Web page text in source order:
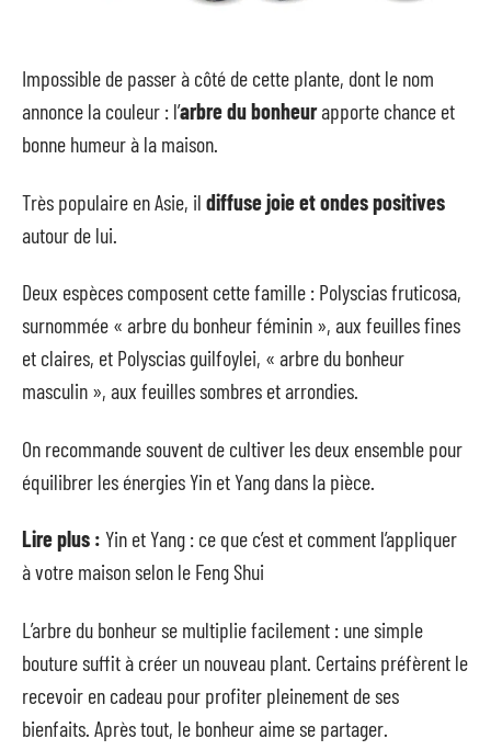
Impossible de passer à côté de cette plante, dont le nom
annonce la couleur : l’arbre du bonheurapporte chance et
bonne humeur à la maison.
Très populaire en Asie, il diffuse joie et ondes positives
autour de lui.
Deux espèces composent cette famille : Polyscias fruticosa,
surnommée « arbre du bonheur féminin », aux feuilles fines
et claires, et Polyscias guilfoylei, « arbre du bonheur
masculin », aux feuilles sombres et arrondies.
On recommande souvent de cultiver les deux ensemble pour
équilibrer les énergies Yin et Yang dans la pièce.
Lire plus : Yin et Yang : ce que c’est et comment l’appliquer
à votre maison selon le Feng Shui
L’arbre du bonheur se multiplie facilement : une simple
bouture suffit à créer un nouveau plant. Certains préfèrent le
recevoir en cadeau pour profiter pleinement de ses
bienfaits. Après tout, le bonheur aime se partager.